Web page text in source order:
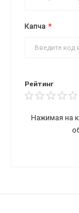
Капча
Рейтинг
Нажимая на